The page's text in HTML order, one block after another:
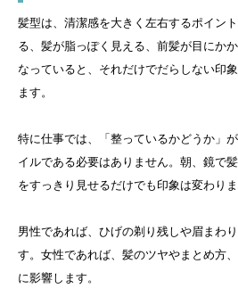
髪型は、清潔感を大きく左右するポイン
る、髪が脂っぽく見える、前髪が目にか
なっていると、それだけでだらしない印
ます。
特に仕事では、「整っているかどうか」
イルである必要はありません。朝、鏡で
をすっきり見せるだけでも印象は変わりま
男性であれば、ひげの剃り残しや眉まわ
す。女性であれば、髪のツヤやまとめ方
に影響します。